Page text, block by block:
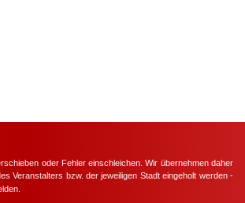
oder Fehler einschleichen. Wir übernehmen daher
Veranstalters bzw. der jeweiligen Stadt eingeholt werden -